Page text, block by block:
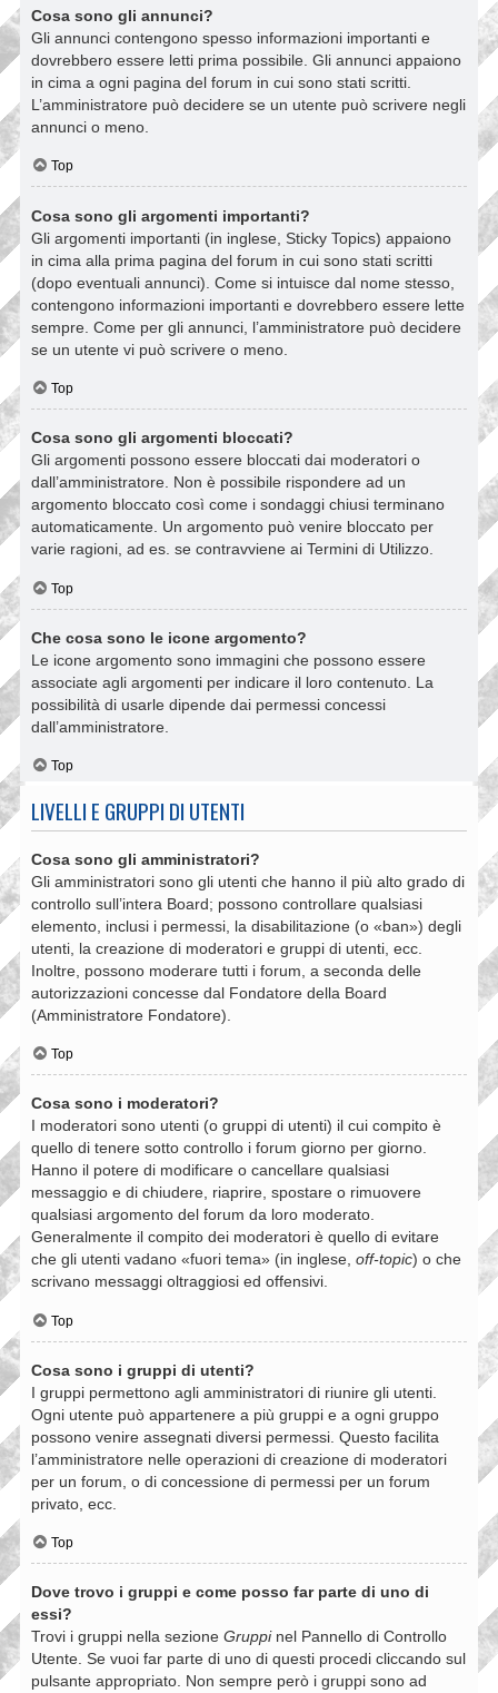
Cosa sono gli annunci?
Gli annunci contengono spesso informazioni importanti e
dovrebbero essere letti prima possibile. Gli annunci appaiono
in cima a ogni pagina del forum in cui sono stati scritti.
L’amministratore può decidere se un utente può scrivere negli
annunci o meno.
Top
Cosa sono gli argomenti importanti?
Gli argomenti importanti (in inglese, Sticky Topics) appaiono
in cima alla prima pagina del forum in cui sono stati scritti
(dopo eventuali annunci). Come si intuisce dal nome stesso,
contengono informazioni importanti e dovrebbero essere lette
sempre. Come per gli annunci, l’amministratore può decidere
se un utente vi può scrivere o meno.
Top
Cosa sono gli argomenti bloccati?
Gli argomenti possono essere bloccati dai moderatori o
dall’amministratore. Non è possibile rispondere ad un
argomento bloccato così come i sondaggi chiusi terminano
automaticamente. Un argomento può venire bloccato per
varie ragioni, ad es. se contravviene ai Termini di Utilizzo.
Top
Che cosa sono le icone argomento?
Le icone argomento sono immagini che possono essere
associate agli argomenti per indicare il loro contenuto. La
possibilità di usarle dipende dai permessi concessi
dall’amministratore.
Top
LIVELLI E GRUPPI DI UTENTI
Cosa sono gli amministratori?
Gli amministratori sono gli utenti che hanno il più alto grado di
controllo sull’intera Board; possono controllare qualsiasi
elemento, inclusi i permessi, la disabilitazione (o «ban») degli
utenti, la creazione di moderatori e gruppi di utenti, ecc.
Inoltre, possono moderare tutti i forum, a seconda delle
autorizzazioni concesse dal Fondatore della Board
(Amministratore Fondatore).
Top
Cosa sono i moderatori?
I moderatori sono utenti (o gruppi di utenti) il cui compito è
quello di tenere sotto controllo i forum giorno per giorno.
Hanno il potere di modificare o cancellare qualsiasi
messaggio e di chiudere, riaprire, spostare o rimuovere
qualsiasi argomento del forum da loro moderato.
Generalmente il compito dei moderatori è quello di evitare
che gli utenti vadano «fuori tema» (in inglese, off-topic) o che
scrivano messaggi oltraggiosi ed offensivi.
Top
Cosa sono i gruppi di utenti?
I gruppi permettono agli amministratori di riunire gli utenti.
Ogni utente può appartenere a più gruppi e a ogni gruppo
possono venire assegnati diversi permessi. Questo facilita
l’amministratore nelle operazioni di creazione di moderatori
per un forum, o di concessione di permessi per un forum
privato, ecc.
Top
Dove trovo i gruppi e come posso far parte di uno di
essi?
Trovi i gruppi nella sezione Gruppinel Pannello di Controllo
Utente. Se vuoi far parte di uno di questi procedi cliccando sul
pulsante appropriato. Non sempre però i gruppi sono ad